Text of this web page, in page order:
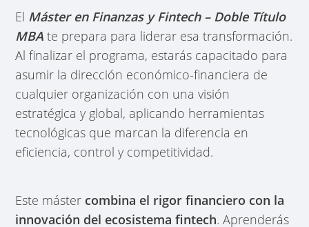
El Máster en Finanzas y Fintech – Doble Título
MBA te prepara para liderar esa transformación.
Al finalizar el programa, estarás capacitado para
asumir la dirección económico-financiera de
cualquier organización con una visión
estratégica y global, aplicando herramientas
tecnológicas que marcan la diferencia en
eficiencia, control y competitividad.
Este máster combina el rigor financiero con la
innovación del ecosistema fintech. Aprenderás